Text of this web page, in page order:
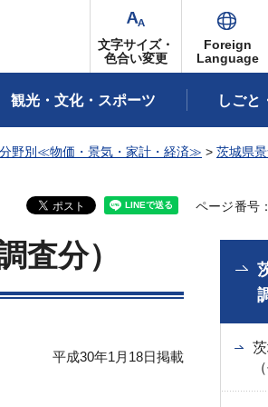
文字サイズ・
色合い変更
Foreign
Language
観光・文化・スポーツ しごと
分野別≪物価・景気・家計・経済≫ > 茨城県
ページ番号
査分）
平成30年1月18日掲載